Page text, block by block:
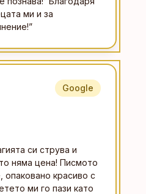
ми и за
”
Google
си струва и
няма цена! Писмото
опаковано красиво с
ми го пази като